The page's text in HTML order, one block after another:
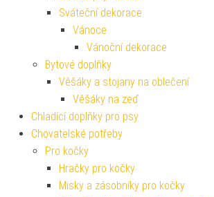
Sváteční dekorace
Vánoce
Vánoční dekorace
Bytové doplňky
Věšáky a stojany na oblečení
Věšáky na zeď
Chladící doplňky pro psy
Chovatelské potřeby
Pro kočky
Hračky pro kočky
Misky a zásobníky pro kočky